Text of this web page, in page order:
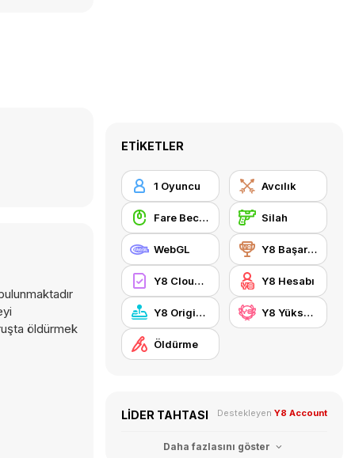
öldürmek
ETIKETLER
1 Oyuncu Avcılık
Fare Becerisi Silah
WebGL Y8 Başarımları
Y8 Cloud Save Y8 Hesabı
Y8 Originals Y8 Yüksek Skor
Öldürme
LIDER TAHTASI Destekleyen Y8 Account
Daha fazlasını göster